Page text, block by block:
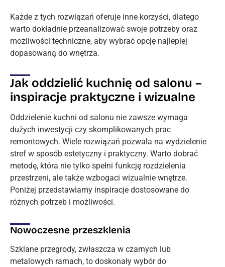
Każde z tych rozwiązań oferuje inne korzyści, dlatego
warto dokładnie przeanalizować swoje potrzeby oraz
możliwości techniczne, aby wybrać opcję najlepiej
dopasowaną do wnętrza.
Jak oddzielić kuchnię od salonu –
inspiracje praktyczne i wizualne
Oddzielenie kuchni od salonu nie zawsze wymaga
dużych inwestycji czy skomplikowanych prac
remontowych. Wiele rozwiązań pozwala na wydzielenie
stref w sposób estetyczny i praktyczny. Warto dobrać
metodę, która nie tylko spełni funkcję rozdzielenia
przestrzeni, ale także wzbogaci wizualnie wnętrze.
Poniżej przedstawiamy inspiracje dostosowane do
różnych potrzeb i możliwości.
Nowoczesne przeszklenia
Szklane przegrody, zwłaszcza w czarnych lub
metalowych ramach, to doskonały wybór do